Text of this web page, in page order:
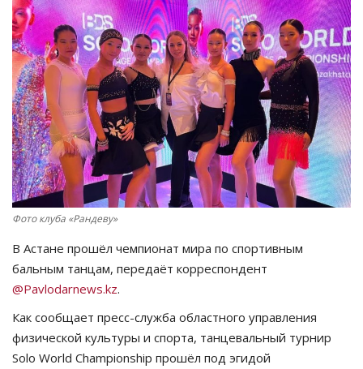
МИР
СПЕЦПРОЕКТЫ
СПОРТ
Чек-лист
РАЗВЛЕЧЕНИЯ
Язык
Қазақша Русский
Фото клуба «Рандеву»
В Астане прошёл чемпионат мира по спортивным
бальным танцам, передаёт корреспондент
@Pavlodarnews.kz.
Как сообщает пресс-служба областного управления
физической культуры и спорта, танцевальный турнир
Solo World Championship прошёл под эгидой